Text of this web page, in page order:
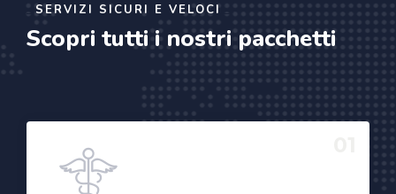
SERVIZI SICURI E VELOCI
Scopri tutti i nostri pacchetti